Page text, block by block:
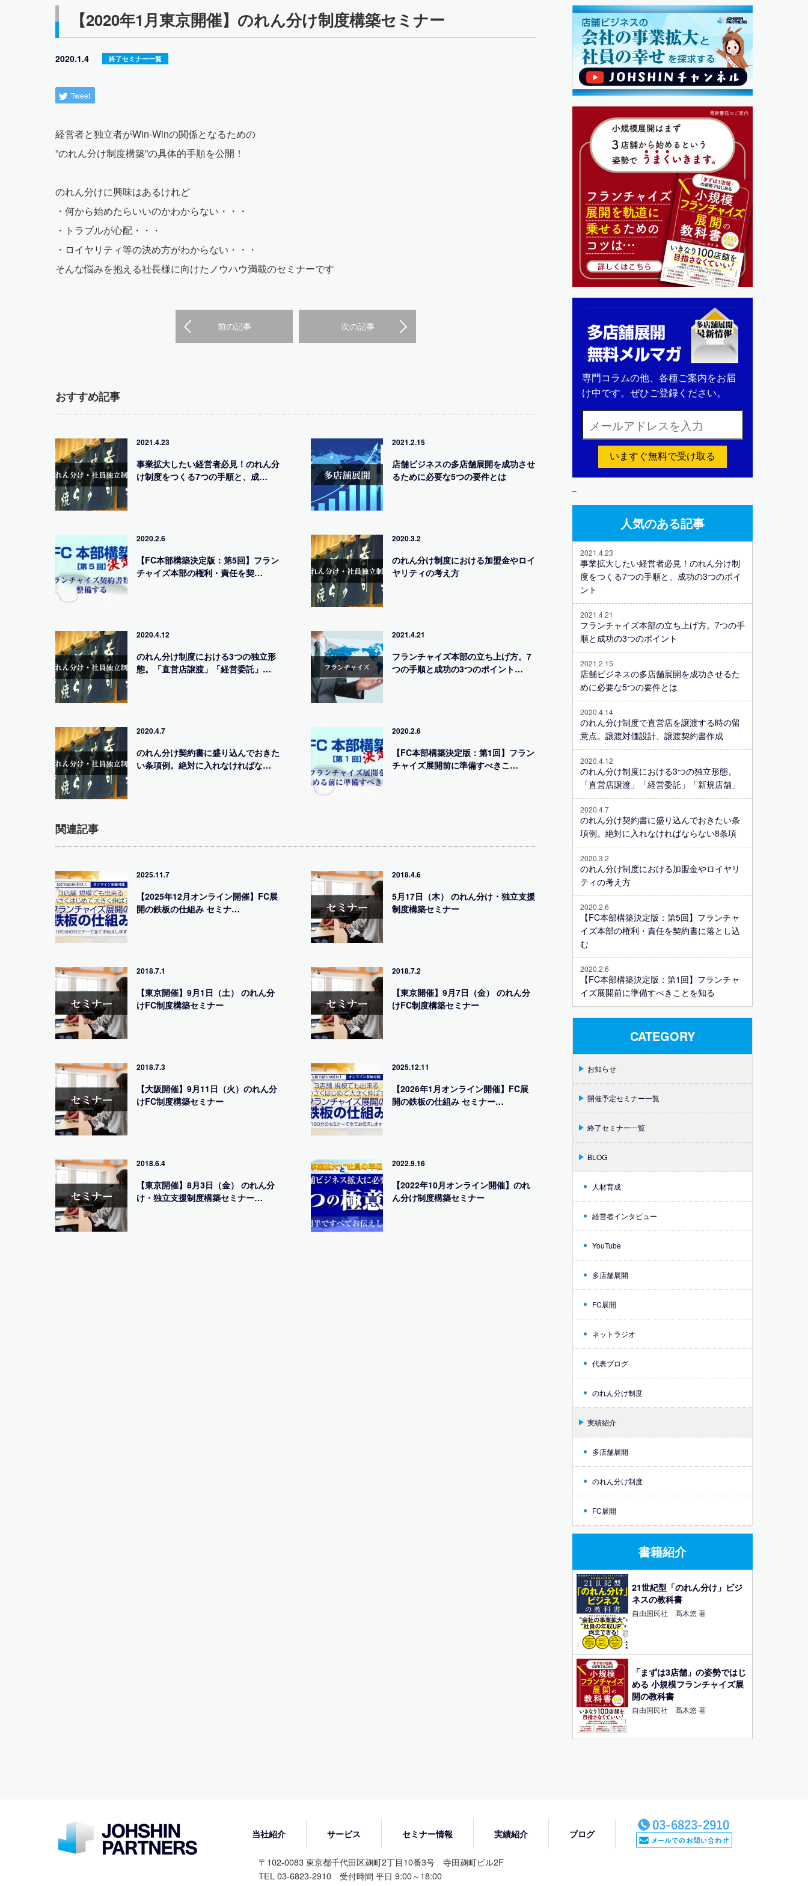
【2020年1月東京開催】のれん分け制度構築セミナー
2020.1.4 終了セミナー一覧
Tweet
経営者と独立者がWin-Winの関係となるための
”のれん分け制度構築”の具体的手順を公開！
のれん分けに興味はあるけれど
・何から始めたらいいのかわからない・・・
・トラブルが心配・・・
・ロイヤリティ等の決め方がわからない・・・
そんな悩みを抱える社長様に向けたノウハウ満載のセミナーです
前の記事 次の記事
おすすめ記事
2021.4.23
事業拡大したい経営者必見！のれん分
け制度をつくる7つの手順と、成…
2021.2.15
店舗ビジネスの多店舗展開を成功させ
るために必要な5つの要件とは
2020.2.6
【FC本部構築決定版：第5回】フラン
チャイズ本部の権利・責任を契…
2020.3.2
のれん分け制度における加盟金やロイ
ヤリティの考え方
2020.4.12
のれん分け制度における3つの独立形
態。「直営店譲渡」「経営委託」…
2021.4.21
フランチャイズ本部の立ち上げ方。7
つの手順と成功の3つのポイント…
2020.4.7
のれん分け契約書に盛り込んでおきた
い条項例。絶対に入れなければな…
2020.2.6
【FC本部構築決定版：第1回】フラン
チャイズ展開前に準備すべきこ…
関連記事
2025.11.7
【2025年12月オンライン開催】FC展
開の鉄板の仕組み セミナ…
2018.4.6
5月17日（木） のれん分け・独立支援
制度構築セミナー
2018.7.1
【東京開催】9月1日（土） のれん分
けFC制度構築セミナー
2018.7.2
【東京開催】9月7日（金） のれん分
けFC制度構築セミナー
2018.7.3
【大阪開催】9月11日（火）のれん分
けFC制度構築セミナー
2025.12.11
【2026年1月オンライン開催】FC展
開の鉄板の仕組み セミナー…
2018.6.4
【東京開催】8月3日（金） のれん分
け・独立支援制度構築セミナー…
2022.9.16
【2022年10月オンライン開催】のれ
ん分け制度構築セミナー
専門コラムの他、各種ご案内をお届
け中です。ぜひご登録ください。
いますぐ無料で受け取る
–
人気のある記事
2021.4.23
事業拡大したい経営者必見！のれん分け制
度をつくる7つの手順と、成功の3つのポイ
ント
2021.4.21
フランチャイズ本部の立ち上げ方。7つの手
順と成功の3つのポイント
2021.2.15
店舗ビジネスの多店舗展開を成功させるた
めに必要な5つの要件とは
2020.4.14
のれん分け制度で直営店を譲渡する時の留
意点。譲渡対価設計、譲渡契約書作成
2020.4.12
のれん分け制度における3つの独立形態。
「直営店譲渡」「経営委託」「新規店舗」
2020.4.7
のれん分け契約書に盛り込んでおきたい条
項例。絶対に入れなければならない8条項
2020.3.2
のれん分け制度における加盟金やロイヤリ
ティの考え方
2020.2.6
【FC本部構築決定版：第5回】フランチャ
イズ本部の権利・責任を契約書に落とし込
む
2020.2.6
【FC本部構築決定版：第1回】フランチャ
イズ展開前に準備すべきことを知る
CATEGORY
お知らせ
開催予定セミナー一覧
終了セミナー一覧
BLOG
人材育成
経営者インタビュー
YouTube
多店舗展開
FC展開
ネットラジオ
代表ブログ
のれん分け制度
実績紹介
多店舗展開
のれん分け制度
FC展開
書籍紹介
21世紀型「のれん分け」ビジ
ネスの教科書
自由国民社 髙木悠 著
「まずは3店舗」の姿勢ではじ
める 小規模フランチャイズ展
開の教科書
自由国民社 髙木悠 著
当社紹介 サービス セミナー情報 実績紹介 ブログ
〒102-0083 東京都千代田区麹町2丁目10番3号 寺田麹町ビル2F
TEL 03-6823-2910 受付時間 平日 9:00～18:00